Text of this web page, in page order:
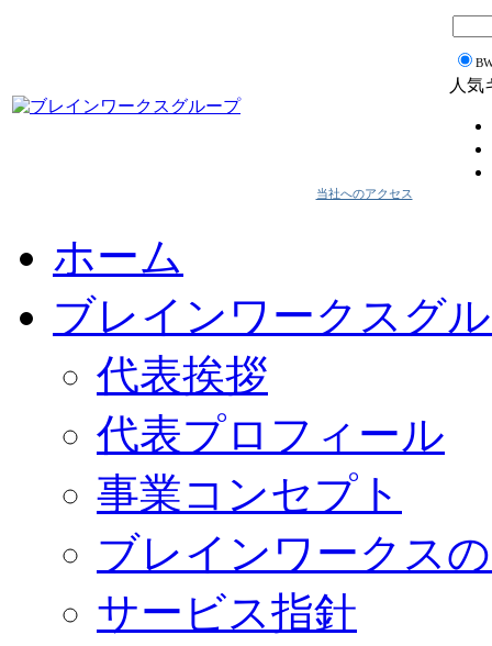
当社へのアクセス
人気
ホーム
ブレインワークスグ
代表挨拶
代表プロフィール
事業コンセプト
ブレインワークス
サービス指針